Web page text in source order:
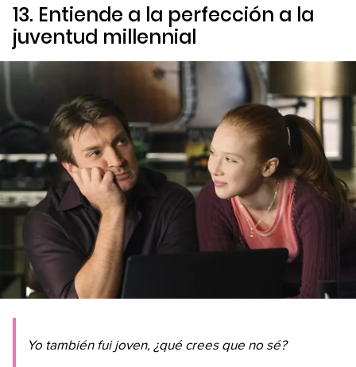
13. Entiende a la perfección a la
juventud millennial
Yo también fui joven, ¿qué crees que no sé?